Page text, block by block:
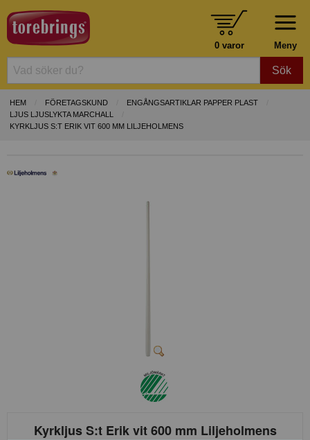
Meny
0 varor
Sök
HEM FÖRETAGSKUND
ENGÅNGSARTIKLAR PAPPER PLAST
LJUS LJUSLYKTA MARCHALL
KYRKLJUS S:T ERIK VIT 600 MM LILJEHOLMENS
Kyrkljus S:t Erik vit 600 mm Liljeholmens